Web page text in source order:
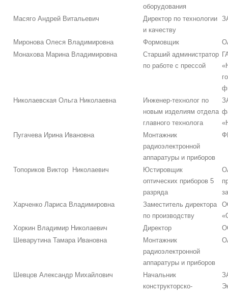
оборудования
Масяго Андрей Витальевич
Директор по технологии
и качеству
Миронова Олеся Владимировна Формовщик
Монахова Марина Владимировна
Старший администратор
по работе с прессой
Николаевская Ольга Николаевна
Инженер-технолог по
новым изделиям отдела
главного технолога
Пугачева Ирина Ивановна
Монтажник
радиоэлектронной
аппаратуры и приборов
Топориков Виктор Николаевич
Юстировщик
оптических приборов 5
разряда
Харченко Лариса Владимировна
Заместитель директора
по производству
Хоркин Владимир Николаевич
Директор
Шеварутина Тамара Ивановна
Монтажник
радиоэлектронной
аппаратуры и приборов
Шевцов Александр Михайлович
Начальник
конструкторско-